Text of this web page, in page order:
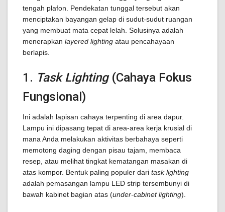
tengah plafon. Pendekatan tunggal tersebut akan
menciptakan bayangan gelap di sudut-sudut ruangan
yang membuat mata cepat lelah. Solusinya adalah
menerapkan layered lighting atau pencahayaan
berlapis.
1. Task Lighting(Cahaya Fokus
Fungsional)
Ini adalah lapisan cahaya terpenting di area dapur.
Lampu ini dipasang tepat di area-area kerja krusial di
mana Anda melakukan aktivitas berbahaya seperti
memotong daging dengan pisau tajam, membaca
resep, atau melihat tingkat kematangan masakan di
atas kompor. Bentuk paling populer dari task lighting
adalah pemasangan lampu LED strip tersembunyi di
bawah kabinet bagian atas (under-cabinet lighting).